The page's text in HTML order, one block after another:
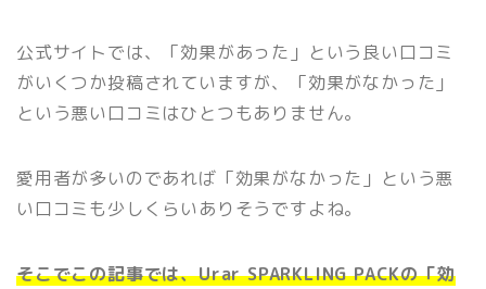
公式サイトでは、「効果があった」という良い口コミ
がいくつか投稿されていますが、「効果がなかった」
という悪い口コミはひとつもありません。
愛用者が多いのであれば「効果がなかった」という悪
い口コミも少しくらいありそうですよね。
そこでこの記事では、Urar SPARKLING PACKの「効